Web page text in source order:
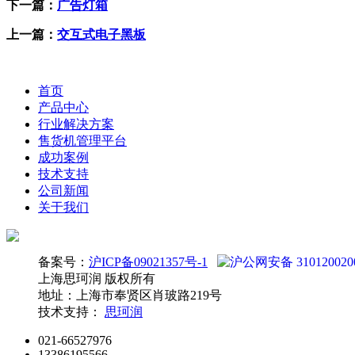
下一篇： 广告灯箱
上一篇： 交互式电子黑板
首页
产品中心
行业解决方案
售货机管理平台
成功案例
技术支持
公司新闻
关于我们
备案号： 沪ICP备09021357号-1
沪公网安备
上海思珂润 版权所有
地址：上海市奉贤区肖玻路219号
技术支持： 思珂润
021-66527976